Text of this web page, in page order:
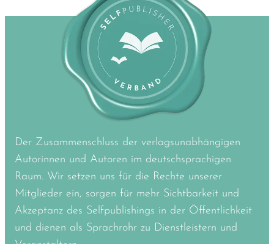
Der Zusammenschluss der verlagsunabhängigen
Autorinnen und Autoren im deutschsprachigen
Raum. Wir setzen uns für die Rechte unserer
Mitglieder ein, sorgen für mehr Sichtbarkeit und
Akzeptanz des Selfpublishings in der Öffentlichkeit
und dienen als Sprachrohr zu Dienstleistern und